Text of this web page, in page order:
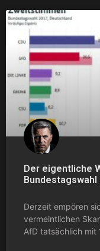
Der eigentliche
Bundestagswahl
Derzeit empören
vermeintlichen
AfD tatsächlich mit